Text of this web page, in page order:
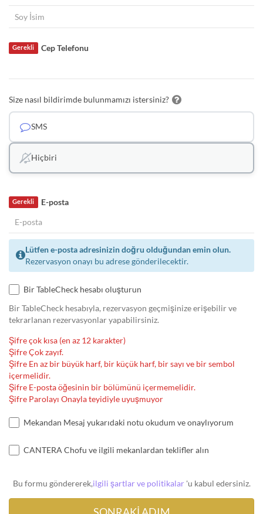
Cep Telefonu
Gerekli
Size nasıl bildirimde bulunmamızı istersiniz?
SMS
Hiçbiri
E-posta
Gerekli
Lütfen e-posta adresinizin doğru olduğundan emin olun.
Rezervasyon onayı bu adrese gönderilecektir.
Bir TableCheck hesabı oluşturun
Bir TableCheck hesabıyla, rezervasyon geçmişinize erişebilir ve
tekrarlanan rezervasyonlar yapabilirsiniz.
Şifre çok kısa (en az 12 karakter)
Şifre Çok zayıf.
Şifre En az bir büyük harf, bir küçük harf, bir sayı ve bir sembol
içermelidir.
Şifre E-posta öğesinin bir bölümünü içermemelidir.
Şifre Parolayı Onayla teyidiyle uyuşmuyor
Mekandan Mesaj yukarıdaki notu okudum ve onaylıyorum
CANTERA Chofu ve ilgili mekanlardan teklifler alın
Bu formu göndererek,ilgili şartlar ve politikalar'u kabul edersiniz.